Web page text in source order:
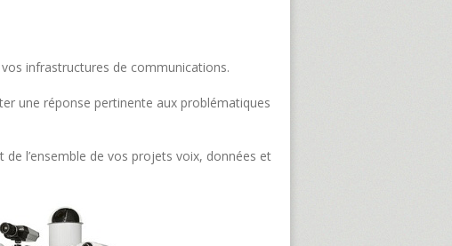
infrastructures de communications.
une réponse pertinente aux problématiques
de l’ensemble de vos projets voix, données et